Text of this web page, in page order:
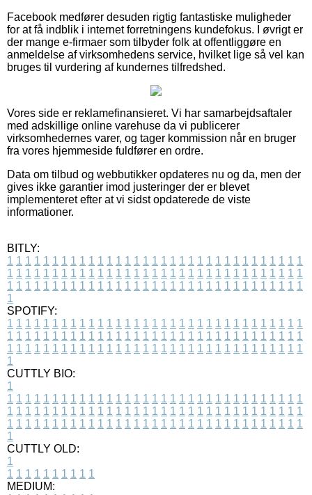
Facebook medfører desuden rigtig fantastiske muligheder
for at få indblik i internet forretningens kundefokus. I øvrigt er
der mange e-firmaer som tilbyder folk at offentliggøre en
anmeldelse af virksomhedens service, hvilket lige så vel kan
bruges til vurdering af kundernes tilfredshed.
Vores side er reklamefinansieret. Vi har samarbejdsaftaler
med adskillige online varehuse da vi publicerer
virksomhedernes varer, og tager kommission når en bruger
fra vores hjemmeside fuldfører en ordre.
Data om tilbud og webbutikker opdateres nu og da, men der
gives ikke garantier imod justeringer der er blevet
implementeret efter at vi sidst opdaterede de viste
informationer.
BITLY:
1 1 1 1 1 1 1 1 1 1 1 1 1 1 1 1 1 1 1 1 1 1 1 1 1 1 1 1 1 1 1 1 1
1 1 1 1 1 1 1 1 1 1 1 1 1 1 1 1 1 1 1 1 1 1 1 1 1 1 1 1 1 1 1 1 1
1 1 1 1 1 1 1 1 1 1 1 1 1 1 1 1 1 1 1 1 1 1 1 1 1 1 1 1 1 1 1 1 1
1
SPOTIFY:
1 1 1 1 1 1 1 1 1 1 1 1 1 1 1 1 1 1 1 1 1 1 1 1 1 1 1 1 1 1 1 1 1
1 1 1 1 1 1 1 1 1 1 1 1 1 1 1 1 1 1 1 1 1 1 1 1 1 1 1 1 1 1 1 1 1
1 1 1 1 1 1 1 1 1 1 1 1 1 1 1 1 1 1 1 1 1 1 1 1 1 1 1 1 1 1 1 1 1
1
CUTTLY BIO:
1
1 1 1 1 1 1 1 1 1 1 1 1 1 1 1 1 1 1 1 1 1 1 1 1 1 1 1 1 1 1 1 1 1
1 1 1 1 1 1 1 1 1 1 1 1 1 1 1 1 1 1 1 1 1 1 1 1 1 1 1 1 1 1 1 1 1
1 1 1 1 1 1 1 1 1 1 1 1 1 1 1 1 1 1 1 1 1 1 1 1 1 1 1 1 1 1 1 1 1
1
CUTTLY OLD:
1
1 1 1 1 1 1 1 1 1 1
MEDIUM: